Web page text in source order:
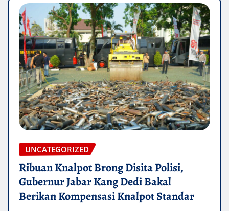
UNCATEGORIZED
Ribuan Knalpot Brong Disita Polisi,
Gubernur Jabar Kang Dedi Bakal
Berikan Kompensasi Knalpot Standar